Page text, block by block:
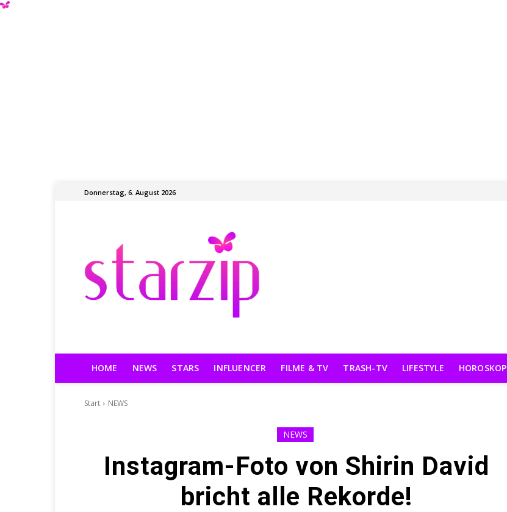
Donnerstag, 6. August 2026
HOME NEWS STARS INFLUENCER FILME & TV TRASH-TV LIFESTYLE HOROSKOP
Start NEWS
NEWS
Instagram-Foto von Shirin David
bricht alle Rekorde!